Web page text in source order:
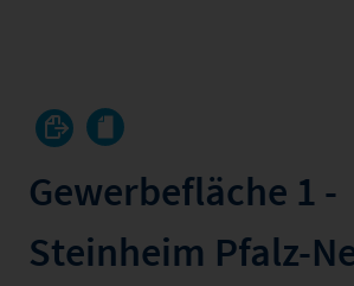
Gewerbefläche 1 -
Steinheim Pfalz-